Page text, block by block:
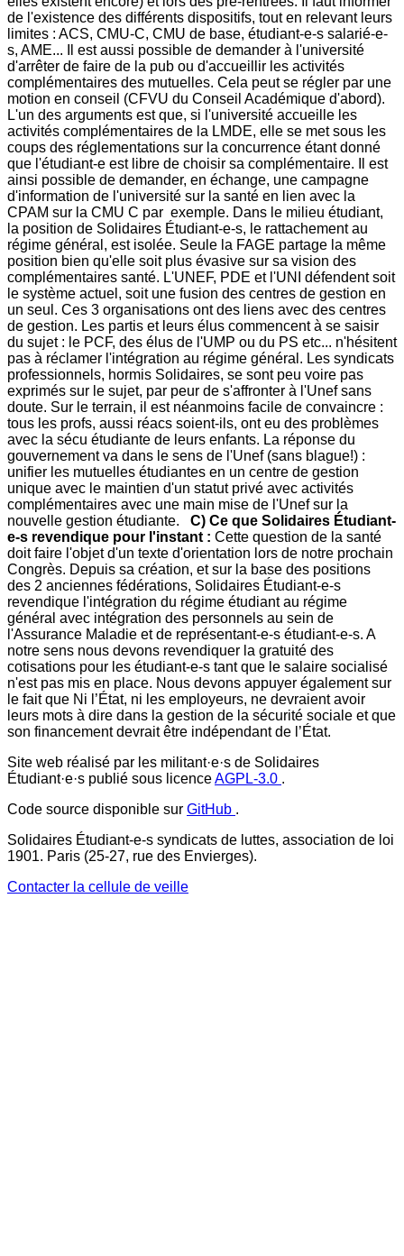
de l'existence des différents dispositifs, tout en relevant leurs
limites : ACS, CMU-C, CMU de base, étudiant-e-s salarié-e-
s, AME... Il est aussi possible de demander à l'université
d'arrêter de faire de la pub ou d'accueillir les activités
complémentaires des mutuelles. Cela peut se régler par une
motion en conseil (CFVU du Conseil Académique d'abord).
L'un des arguments est que, si l'université accueille les
activités complémentaires de la LMDE, elle se met sous les
coups des réglementations sur la concurrence étant donné
que l'étudiant-e est libre de choisir sa complémentaire. Il est
ainsi possible de demander, en échange, une campagne
d'information de l'université sur la santé en lien avec la
CPAM sur la CMU C par exemple. Dans le milieu étudiant,
la position de Solidaires Étudiant-e-s, le rattachement au
régime général, est isolée. Seule la FAGE partage la même
position bien qu'elle soit plus évasive sur sa vision des
complémentaires santé. L'UNEF, PDE et l'UNI défendent soit
le système actuel, soit une fusion des centres de gestion en
un seul. Ces 3 organisations ont des liens avec des centres
de gestion. Les partis et leurs élus commencent à se saisir
du sujet : le PCF, des élus de l'UMP ou du PS etc... n'hésitent
pas à réclamer l'intégration au régime général. Les syndicats
professionnels, hormis Solidaires, se sont peu voire pas
exprimés sur le sujet, par peur de s'affronter à l'Unef sans
doute. Sur le terrain, il est néanmoins facile de convaincre :
tous les profs, aussi réacs soient-ils, ont eu des problèmes
avec la sécu étudiante de leurs enfants. La réponse du
gouvernement va dans le sens de l'Unef (sans blague!) :
unifier les mutuelles étudiantes en un centre de gestion
unique avec le maintien d'un statut privé avec activités
complémentaires avec une main mise de l'Unef sur la
nouvelle gestion étudiante. C) Ce que Solidaires Étudiant-
e-s revendique pour l'instant : Cette question de la santé
doit faire l'objet d'un texte d'orientation lors de notre prochain
Congrès. Depuis sa création, et sur la base des positions
des 2 anciennes fédérations, Solidaires Étudiant-e-s
revendique l'intégration du régime étudiant au régime
général avec intégration des personnels au sein de
l'Assurance Maladie et de représentant-e-s étudiant-e-s. A
notre sens nous devons revendiquer la gratuité des
cotisations pour les étudiant-e-s tant que le salaire socialisé
n'est pas mis en place. Nous devons appuyer également sur
le fait que Ni l’État, ni les employeurs, ne devraient avoir
leurs mots à dire dans la gestion de la sécurité sociale et que
son financement devrait être indépendant de l’État.
Site web réalisé par les militant·e·s de Solidaires
Étudiant·e·s publié sous licenceAGPL-3.0 .
Code source disponible sur GitHub .
Solidaires Étudiant-e-s syndicats de luttes, association de loi
1901. Paris (25-27, rue des Envierges).
Contacter la cellule de veille